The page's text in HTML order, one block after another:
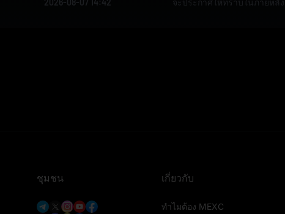
2026-08-07 14:42 จะประกาศให้ทราบในภายหลัง
ชุมชน เกี่ยวกับ
ทำไมต้อง MEXC